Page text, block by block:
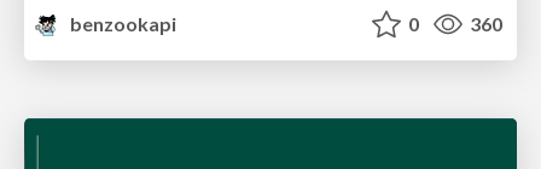
benzookapi
0 360